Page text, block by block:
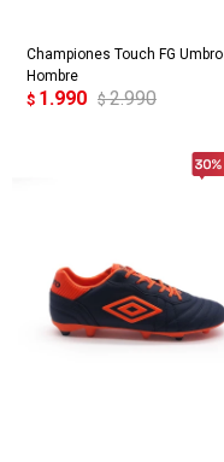
Championes Touch FG Umbro
Hombre
$ 1.990 $ 2.990